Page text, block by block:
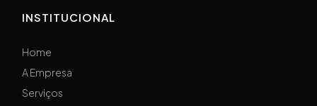
INSTITUCIONAL
Home
A Empresa
Serviços